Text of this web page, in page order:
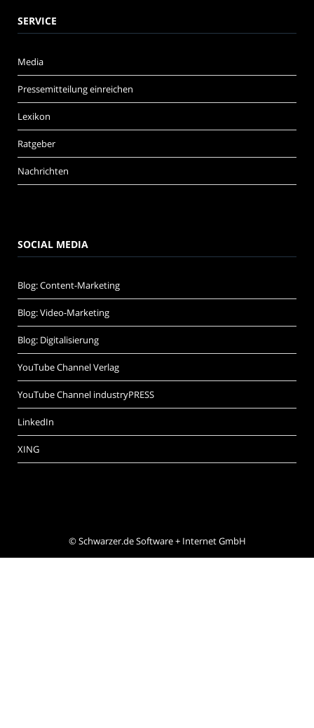
SERVICE
Media
Pressemitteilung einreichen
Lexikon
Ratgeber
Nachrichten
SOCIAL MEDIA
Blog: Content-Marketing
Blog: Video-Marketing
Blog: Digitalisierung
YouTube Channel Verlag
YouTube Channel industryPRESS
LinkedIn
XING
©Schwarzer.de Software + Internet GmbH